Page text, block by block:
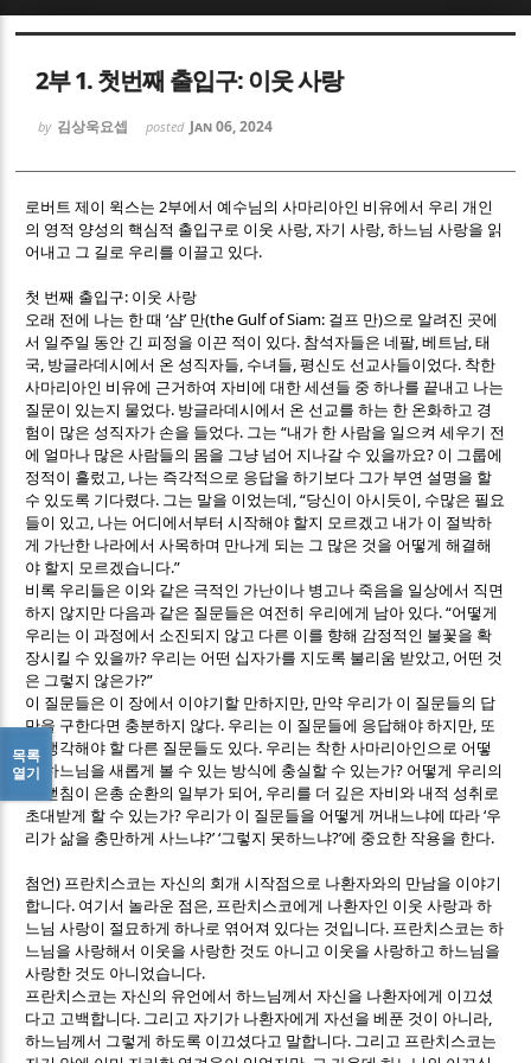
2부 1. 첫번째 출입구: 이웃 사랑
by 김상욱요셉 posted Jan 06, 2024
로버트 제이 윅스는 2부에서 예수님의 사마리아인 비유에서 우리 개인
의 영적 양성의 핵심적 출입구로 이웃 사랑,자기 사랑,하느님 사랑을 읽
어내고 그 길로 우리를 이끌고 있다.
첫 번째 출입구: 이웃 사랑
오래 전에 나는 한 때‘샴’ 만(the Gulf of Siam: 걸프 만)으로 알려진 곳에
서 일주일 동안 긴 피정을 이끈 적이 있다. 참석자들은 네팔,베트남,태
국, 방글라데시에서 온 성직자들, 수녀들,평신도 선교사들이었다. 착한
사마리아인 비유에 근거하여 자비에 대한 세션들 중 하나를 끝내고 나는
질문이 있는지 물었다. 방글라데시에서 온 선교를 하는 한 온화하고 경
험이 많은 성직자가 손을 들었다. 그는“내가 한 사람을 일으켜 세우기 전
에 얼마나 많은 사람들의 몸을 그냥 넘어 지나갈 수 있을까요? 이 그룹에
정적이 흘렀고 , 나는 즉각적으로 응답을 하기보다 그가 부연 설명을 할
수 있도록 기다렸다. 그는 말을 이었는데 , “당신이 아시듯이 , 수많은 필요
들이 있고 , 나는 어디에서부터 시작해야 할지 모르겠고 내가 이 절박하
게 가난한 나라에서 사목하며 만나게 되는 그 많은 것을 어떻게 해결해
야 할지 모르겠습니다.”
비록 우리들은 이와 같은 극적인 가난이나 병고나 죽음을 일상에서 직면
하지 않지만 다음과 같은 질문들은 여전히 우리에게 남아 있다. “어떻게
우리는 이 과정에서 소진되지 않고 다른 이를 향해 감정적인 불꽃을 확
장시킬 수 있을까? 우리는 어떤 십자가를 지도록 불리움 받았고 , 어떤 것
은 그렇지 않은가?”
이 질문들은 이 장에서 이야기할 만하지만, 만약 우리가 이 질문들의 답
만을 구한다면 충분하지 않다. 우리는 이 질문들에 응답해야 하지만, 또
한 생각해야 할 다른 질문들도 있다. 우리는 착한 사마리아인으로 어떻
게 하느님을 새롭게 볼 수 있는 방식에 충실할 수 있는가? 어떻게 우리의
손 뻗침이 은총 순환의 일부가 되어 , 우리를 더 깊은 자비와 내적 성취로
초대받게 할 수 있는가? 우리가 이 질문들을 어떻게 꺼내느냐에 따라‘우
리가 삶을 충만하게 사느냐?’ ‘그렇지 못하느냐?’에 중요한 작용을 한다.
첨언) 프란치스코는 자신의 회개 시작점으로 나환자와의 만남을 이야기
합니다. 여기서 놀라운 점은, 프란치스코에게 나환자인 이웃 사랑과 하
느님 사랑이 절묘하게 하나로 엮어져 있다는 것입니다. 프란치스코는 하
느님을 사랑해서 이웃을 사랑한 것도 아니고 이웃을 사랑하고 하느님을
사랑한 것도 아니었습니다.
프란치스코는 자신의 유언에서 하느님께서 자신을 나환자에게 이끄셨
다고 고백합니다. 그리고 자기가 나환자에게 자선을 베푼 것이 아니라,
하느님께서 그렇게 하도록 이끄셨다고 말합니다. 그리고 프란치스코는
목록
열기
Sketchbook5, 스케치북5
Sketchbook5, 스케치북5
Sketchbook5, 스케치북5
Sketchbook5, 스케치북5